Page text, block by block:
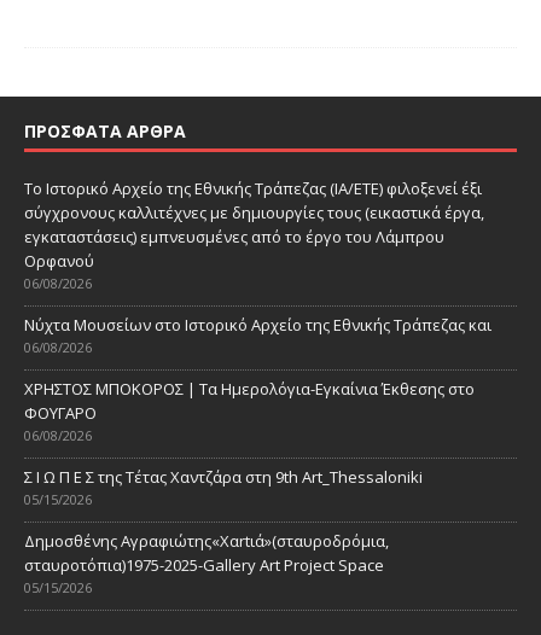
ΠΡΌΣΦΑΤΑ ΆΡΘΡΑ
Το Ιστορικό Αρχείο της Εθνικής Τράπεζας (ΙΑ/ΕΤΕ) φιλοξενεί έξι
σύγχρονους καλλιτέχνες με δημιουργίες τους (εικαστικά έργα,
εγκαταστάσεις) εμπνευσμένες από το έργο του Λάμπρου
Ορφανού
06/08/2026
Νύχτα Μουσείων στο Ιστορικό Αρχείο της Εθνικής Τράπεζας και
06/08/2026
ΧΡΗΣΤΟΣ ΜΠΟΚΟΡΟΣ | Τα Ημερολόγια-Εγκαίνια Έκθεσης στο
ΦΟΥΓΑΡΟ
06/08/2026
Σ Ι Ω Π Ε Σ της Τέτας Χαντζάρα στη 9th Art_Thessaloniki
05/15/2026
Δημοσθένης Αγραφιώτης«Xαrtιά»(σταυροδρόμια,
σταυροτόπια)1975-2025-Gallery Art Project Space
05/15/2026